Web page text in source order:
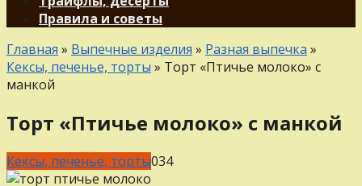
Правила и советы
Главная » Выпечные изделия » Разная выпечка »
Кексы, печенье, торты » Торт «Птичье молоко» с
манкой
Торт «Птичье молоко» с манкой
Кексы, печенье, торты034